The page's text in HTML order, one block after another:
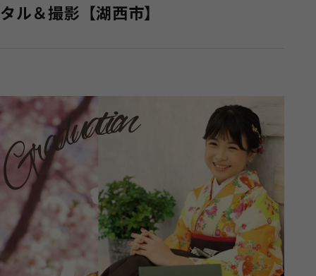
タル＆撮影【湖西市】